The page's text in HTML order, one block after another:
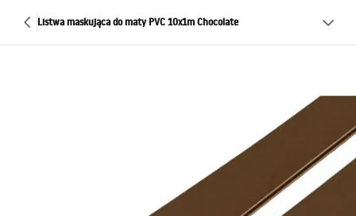
Listwa maskująca do maty PVC 10x1m Chocolate